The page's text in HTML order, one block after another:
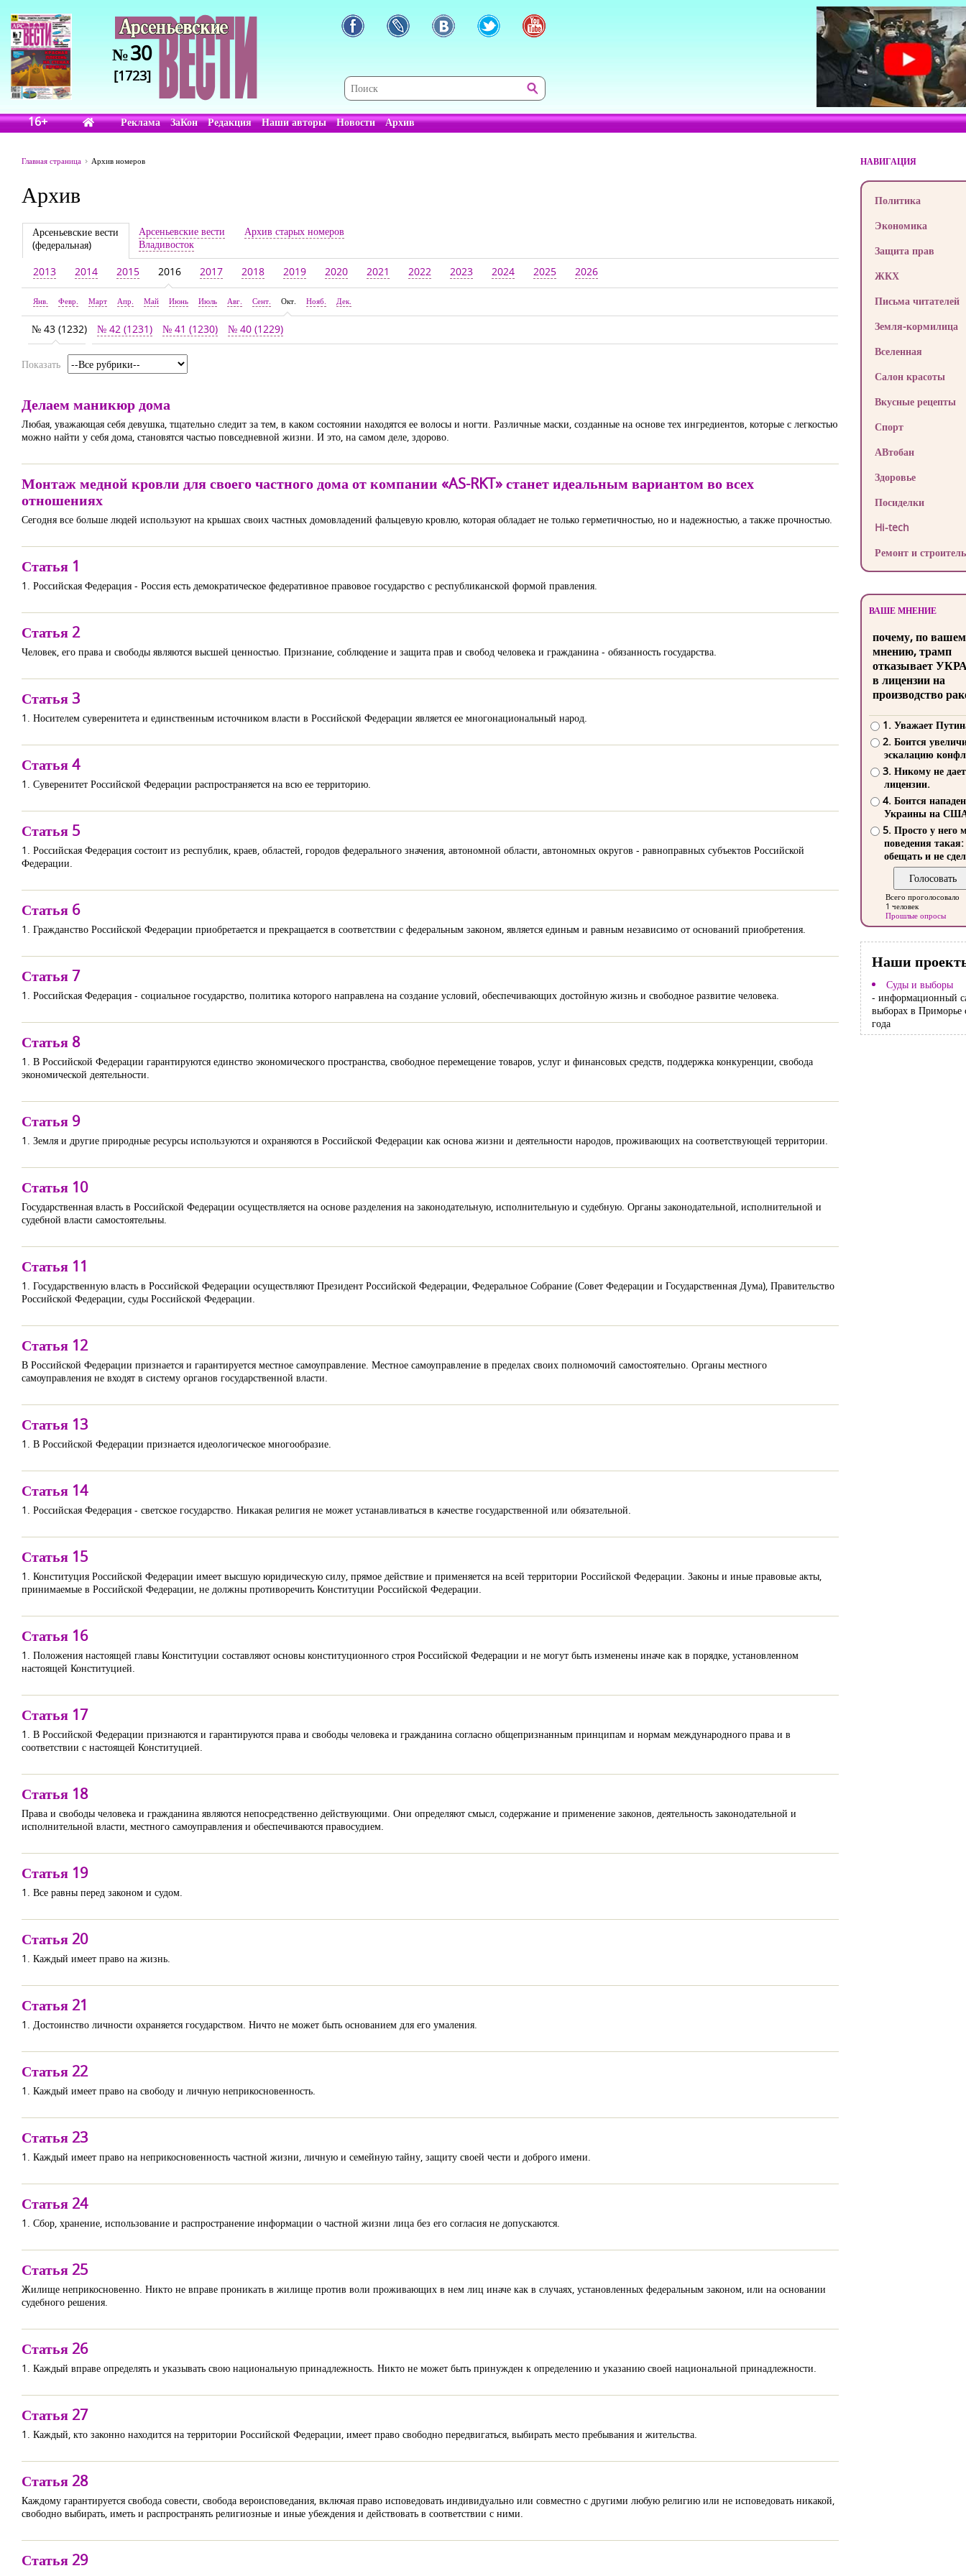
№30
[1723]
16+ Реклама ЗаКон Редакция Наши авторы Новости Архив
Главная страница Архив номеров
Архив
Арсеньевские вести
(федеральная)
Арсеньевские вести
Владивосток
Архив старых номеров
2013 2014 2015 2016 2017 2018 2019 2020 2021 2022 2023 2024 2025 2026
Янв. Февр. Март Апр. Май Июнь Июль Авг. Сент. Окт. Нояб. Дек.
№ 43 (1232) № 42 (1231) № 41 (1230) № 40 (1229)
Показать
Делаем маникюр дома
Любая, уважающая себя девушка, тщательно следит за тем, в каком состоянии находятся ее волосы и ногти. Различные маски, созданные на основе тех ингредиентов, которые с легкостью
можно найти у себя дома, становятся частью повседневной жизни. И это, на самом деле, здорово.
Монтаж медной кровли для своего частного дома от компании «AS-RKT» станет идеальным вариантом во всех
отношениях
Сегодня все больше людей используют на крышах своих частных домовладений фальцевую кровлю, которая обладает не только герметичностью, но и надежностью, а также прочностью.
Статья 1
1. Российская Федерация - Россия есть демократическое федеративное правовое государство с республиканской формой правления.
Статья 2
Человек, его права и свободы являются высшей ценностью. Признание, соблюдение и защита прав и свобод человека и гражданина - обязанность государства.
Статья 3
1. Носителем суверенитета и единственным источником власти в Российской Федерации является ее многонациональный народ.
Статья 4
1. Суверенитет Российской Федерации распространяется на всю ее территорию.
Статья 5
1. Российская Федерация состоит из республик, краев, областей, городов федерального значения, автономной области, автономных округов - равноправных субъектов Российской
Федерации.
Статья 6
1. Гражданство Российской Федерации приобретается и прекращается в соответствии с федеральным законом, является единым и равным независимо от оснований приобретения.
Статья 7
1. Российская Федерация - социальное государство, политика которого направлена на создание условий, обеспечивающих достойную жизнь и свободное развитие человека.
Статья 8
1. В Российской Федерации гарантируются единство экономического пространства, свободное перемещение товаров, услуг и финансовых средств, поддержка конкуренции, свобода
экономической деятельности.
Статья 9
1. Земля и другие природные ресурсы используются и охраняются в Российской Федерации как основа жизни и деятельности народов, проживающих на соответствующей территории.
Статья 10
Государственная власть в Российской Федерации осуществляется на основе разделения на законодательную, исполнительную и судебную. Органы законодательной, исполнительной и
судебной власти самостоятельны.
Статья 11
1. Государственную власть в Российской Федерации осуществляют Президент Российской Федерации, Федеральное Собрание (Совет Федерации и Государственная Дума), Правительство
Российской Федерации, суды Российской Федерации.
Статья 12
В Российской Федерации признается и гарантируется местное самоуправление. Местное самоуправление в пределах своих полномочий самостоятельно. Органы местного
самоуправления не входят в систему органов государственной власти.
Статья 13
1. В Российской Федерации признается идеологическое многообразие.
Статья 14
1. Российская Федерация - светское государство. Никакая религия не может устанавливаться в качестве государственной или обязательной.
Статья 15
1. Конституция Российской Федерации имеет высшую юридическую силу, прямое действие и применяется на всей территории Российской Федерации. Законы и иные правовые акты,
принимаемые в Российской Федерации, не должны противоречить Конституции Российской Федерации.
Статья 16
1. Положения настоящей главы Конституции составляют основы конституционного строя Российской Федерации и не могут быть изменены иначе как в порядке, установленном
настоящей Конституцией.
Статья 17
1. В Российской Федерации признаются и гарантируются права и свободы человека и гражданина согласно общепризнанным принципам и нормам международного права и в
соответствии с настоящей Конституцией.
Статья 18
Права и свободы человека и гражданина являются непосредственно действующими. Они определяют смысл, содержание и применение законов, деятельность законодательной и
исполнительной власти, местного самоуправления и обеспечиваются правосудием.
Статья 19
1. Все равны перед законом и судом.
Статья 20
1. Каждый имеет право на жизнь.
Статья 21
1. Достоинство личности охраняется государством. Ничто не может быть основанием для его умаления.
Статья 22
1. Каждый имеет право на свободу и личную неприкосновенность.
Статья 23
1. Каждый имеет право на неприкосновенность частной жизни, личную и семейную тайну, защиту своей чести и доброго имени.
Статья 24
1. Сбор, хранение, использование и распространение информации о частной жизни лица без его согласия не допускаются.
Статья 25
Жилище неприкосновенно. Никто не вправе проникать в жилище против воли проживающих в нем лиц иначе как в случаях, установленных федеральным законом, или на основании
судебного решения.
Статья 26
1. Каждый вправе определять и указывать свою национальную принадлежность. Никто не может быть принужден к определению и указанию своей национальной принадлежности.
Статья 27
1. Каждый, кто законно находится на территории Российской Федерации, имеет право свободно передвигаться, выбирать место пребывания и жительства.
Статья 28
Каждому гарантируется свобода совести, свобода вероисповедания, включая право исповедовать индивидуально или совместно с другими любую религию или не исповедовать никакой,
свободно выбирать, иметь и распространять религиозные и иные убеждения и действовать в соответствии с ними.
Статья 29
НАВИГАЦИЯ
Политика
Экономика
Защита прав
ЖКХ
Письма читателей
Земля-кормилица
Вселенная
Салон красоты
Вкусные рецепты
Спорт
АВтобан
Здоровье
Посиделки
Hi-tech
Ремонт и
ВАШЕ МНЕНИЕ
почему, по
мнению, трамп
отказывает
в лицензии на
производство
1. Уважает
2. Боится
эскалацию
3. Никому не
лицензии.
4. Боится
Украины на
5. Просто у него
поведения такая:
обещать и не
Всего проголосовало
1 человек
Прошлые опросы
Наши
Суды и выборы
- информационный
выборах в Приморье
года